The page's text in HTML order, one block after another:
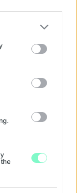
or more Google
You may click to
party tags to
in below Google
A HÉTVÉGÉN
egy csomó minden
Szólj hozzá!